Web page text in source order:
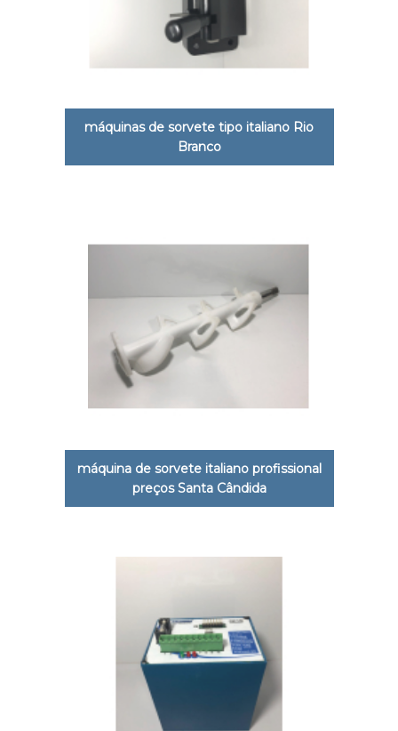
máquinas de sorvete tipo italiano Rio
Branco
máquina de sorvete italiano profissional
preços Santa Cândida